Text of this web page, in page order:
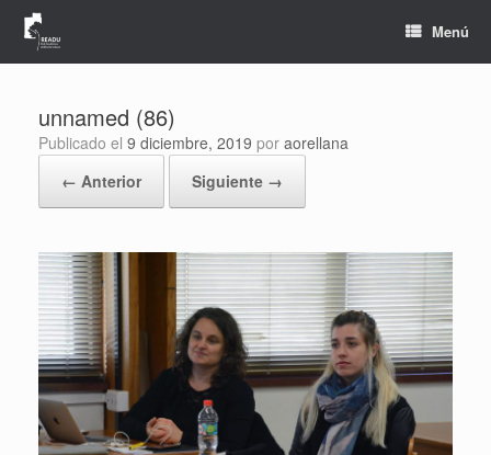
Saltar
contenido
Menú
unnamed (86)
Publicado el 9 diciembre, 2019 por aorellana
← Anterior
Siguiente →